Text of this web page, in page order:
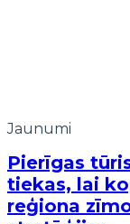
Jaunumi
Pierīgas
tiekas, lai
reģiona